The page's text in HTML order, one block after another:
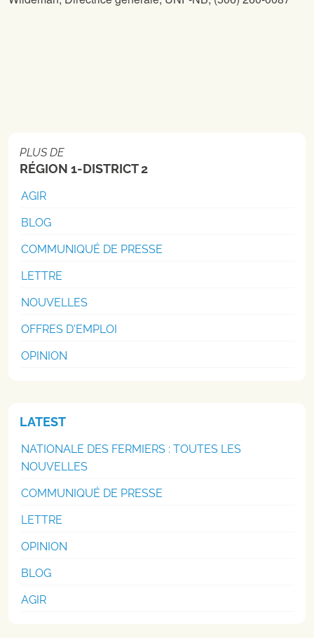
PLUS DE
RÉGION 1-DISTRICT 2
AGIR
BLOG
COMMUNIQUÉ DE PRESSE
LETTRE
NOUVELLES
OFFRES D'EMPLOI
OPINION
LATEST
NATIONALE DES FERMIERS : TOUTES LES
NOUVELLES
COMMUNIQUÉ DE PRESSE
LETTRE
OPINION
BLOG
AGIR